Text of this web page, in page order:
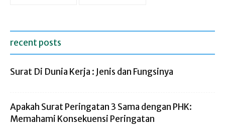
recent posts
Surat Di Dunia Kerja : Jenis dan Fungsinya
Apakah Surat Peringatan 3 Sama dengan PHK:
Memahami Konsekuensi Peringatan